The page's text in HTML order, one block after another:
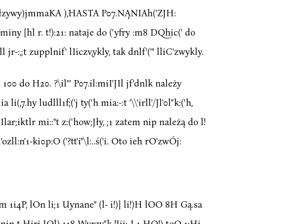
),HASTA P07.NĄNIAh('ZJH:
[hl r. t!):21: nataje do ('yfry :m8 DQhic(' do
jr-:,;t zupplnif' lIiczv,ykly, tak dnlf'('" lliC'zwykly.
do H20. ?\il''' P07.il:miI'JIl jf'dnlk należy
li(,7.hy ludlll1f;('j ty('h mia:-:t '\\'irll'/Jl'0l"k:('h,
mi::"t z:('how;Jły, ;1 zatem nip należą do l!
ki0p:O ('?tt'i"\l:..ś('i. Oto ieh rO'zwÓj:
1i4P, lOn li;1 Uynane" (l- i!)] li!)H lOO 8H Gą.sa